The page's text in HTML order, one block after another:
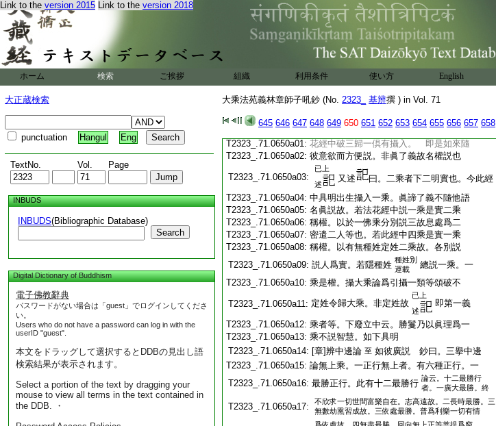
Link to the version 2015 Link to the version 2018
ホーム 検索 ご挨拶 組織 利用条件 使い方 English
大正蔵検索
punctuation Hangul Eng
TextNo. Vol. Page
INBUDS
INBUDS(Bibliographic Database)
Search
Digital Dictionary of Buddhism
電子佛教辭典
パスワードがない場合は「guest」でログインしてくださ
い。
Users who do not have a password can log in with the
userID "guest".
本文をドラッグして選択するとDDBの見出し語
検索結果が表示されます。
Select a portion of the text by dragging your
mouse to view all terms in the text contained in
the DDB. ・
大乘法苑義林章師子吼鈔 (No. 2323_ 基辨撰 ) in Vol. 71
645 646 647 648 649 650 651 652 653 654 655 656 657 658
T2323_.71.0649c20:經説涅槃界第一義乘故。以小入大由是
T2323_.71.0649c21:
應知 即是佛乘者。述
曰。因果對明攝
T2323_.71.0649c22: 入 云云 大乘是因佛乘是果。此經説涅槃界
第一義乘。第一義乘今云大乘。理一乘故
T2323_.71.0649c24:爲因 是故三乘等者。述
曰。三一對明攝
T2323_.71.0649c25: 入。三乘入一乘名總明攝入
T2323_.71.0649c26: [章]又言若如 至 一義乘等 鈔曰。是第三文。
T2323_.71.0649c27: 述
曰。若如來等下明攝入。於中有二。初
T2323_.71.0650a01: 花經中破三歸一倶有攝入。 即是如來隨
T2323_.71.0650a02: 彼意欲而方便説。非眞了義故名權説也
T2323_.71.0650a03:
已上
述
又述
曰。二乘者下二明實也。今此經
T2323_.71.0650a04: 中具明出生攝入一乘。眞諦了義不隨他語
T2323_.71.0650a05: 名眞説故。若法花經中説一乘是實二乘
T2323_.71.0650a06: 稱權。以於一佛乘分別説三故息處爲二
T2323_.71.0650a07: 密遣二人等也。若此經中四乘是實一乘
T2323_.71.0650a08: 稱權。以有無種姓定姓二乘故。各別説
T2323_.71.0650a09: 説人爲實。若隱種姓 種姓別
運載
總説一乘。一
T2323_.71.0650a10: 乘是權。攝大乘論爲引攝一類等頌破不
T2323_.71.0650a11: 定姓令歸大乘。非定姓故
已上
述
即第一義
T2323_.71.0650a12: 乘者等。下廢立中云。勝鬘乃以眞理爲一
T2323_.71.0650a13: 乘不説智慧。如下具明
T2323_.71.0650a14: [章]辨中邊論 至 如彼廣説 鈔曰。三擧中邊
T2323_.71.0650a15: 論無上乘。一正行無上者。有六種正行。一
T2323_.71.0650a16: 最勝正行。此有十二最勝行 論云。十二最勝行
者。一廣大最勝。終
T2323_.71.0650a17:
不欣求一切世間富樂自在。志高遠故。二長時最勝。三
無數劫熏習成故。三依處最勝。普爲利樂一切有情